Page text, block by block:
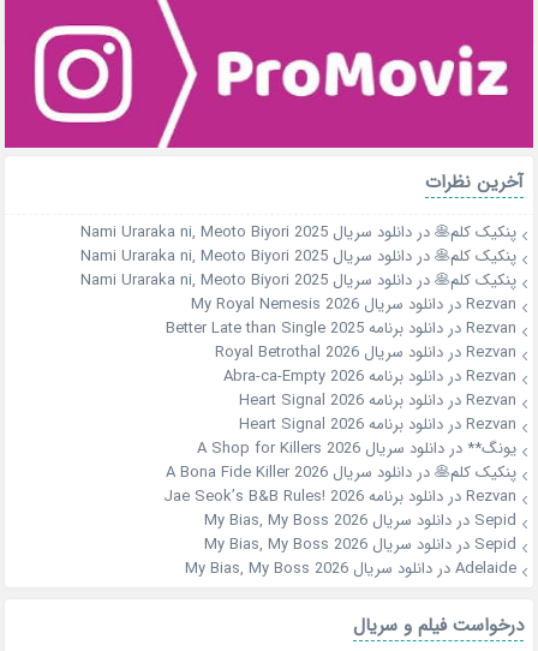
آخرین نظرات
پنکیک کلم🥞دردانلود سریال Nami Uraraka ni, Meoto Biyori 2025
پنکیک کلم🥞دردانلود سریال Nami Uraraka ni, Meoto Biyori 2025
پنکیک کلم🥞دردانلود سریال Nami Uraraka ni, Meoto Biyori 2025
Rezvanدردانلود سریال My Royal Nemesis 2026
Rezvanدردانلود برنامه Better Late than Single 2025
Rezvanدردانلود سریال Royal Betrothal 2026
Rezvanدردانلود برنامه Abra-ca-Empty 2026
Rezvanدردانلود برنامه Heart Signal 2026
Rezvanدردانلود برنامه Heart Signal 2026
یونگ** دردانلود سریال A Shop for Killers 2026
پنکیک کلم🥞دردانلود سریال A Bona Fide Killer 2026
Rezvanدردانلود برنامه Jae Seok’s B&B Rules! 2026
Sepid دردانلود سریال My Bias, My Boss 2026
Sepid دردانلود سریال My Bias, My Boss 2026
Adelaideدردانلود سریال My Bias, My Boss 2026
درخواست فیلم و سریال